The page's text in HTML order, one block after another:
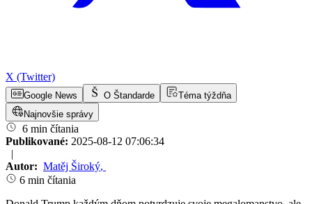
X (Twitter)
Google News O Štandarde
Téma týždňa
Najnovšie správy
6 min čítania
Publikované: 2025-08-12 07:06:34
|
Autor: Matěj Široký,
6 min čítania